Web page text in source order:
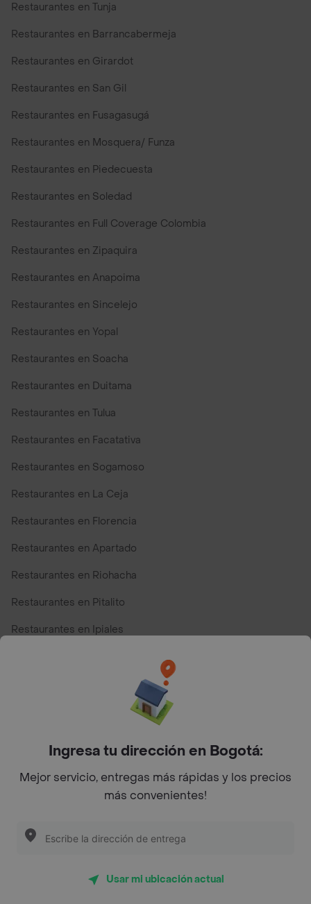
Restaurantes en Tunja
Restaurantes en Barrancabermeja
Restaurantes en Girardot
Restaurantes en San Gil
Restaurantes en Fusagasugá
Restaurantes en Mosquera/ Funza
Restaurantes en Piedecuesta
Restaurantes en Soledad
Restaurantes en Full Coverage Colombia
Restaurantes en Zipaquira
Restaurantes en Anapoima
Restaurantes en Sincelejo
Restaurantes en Yopal
Restaurantes en Soacha
Restaurantes en Duitama
Restaurantes en Tulua
Restaurantes en Facatativa
Restaurantes en Sogamoso
Restaurantes en La Ceja
Restaurantes en Florencia
Restaurantes en Apartado
Restaurantes en Riohacha
Restaurantes en Pitalito
Restaurantes en Ipiales
Top Marcas y Cadenas de Restaurantes
Encuéntranos en estos países
App Store Google play
Restaurantes cerca de mi para pedir Comida a Domicilio -
Ingresa tu dirección en Bogotá:
Mejor servicio, entregas más rápidas y los precios
más convenientes!
Usar mi ubicación actual